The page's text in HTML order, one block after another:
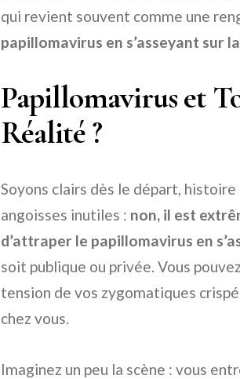
qui revient souvent comme une
papillomavirus en s’asseyant sur
Papillomavirus et
Réalité ?
Soyons clairs dès le départ,
angoisses inutiles : non, il est
d’attraper le papillomavirus en
soit publique ou privée. Vous
tension de vos zygomatiques
chez vous.
Imaginez un peu la scène : vous